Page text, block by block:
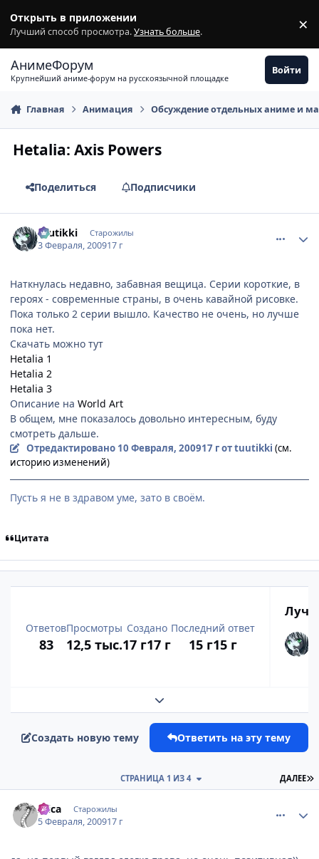
Открыть в приложении
Лучший способ просмотра.Узнать больше. ×
АнимеФорум
Крупнейший аниме-форум на русскоязычной площадке
Войти
Главная Анимация Обсуждение отдельных аниме и
Hetalia: Axis Powers
Поделиться Подписчики
tuutikki Старожилы
3 Февраля, 200917 г
Наткнулась недавно, забавная вещица. Серии короткие, в
героях - современные страны, в очень кавайной рисовке.
Пока только 2 серии вышло. Качество не очень, но лучше
пока нет.
Скачать можно тут
Hetalia 1
Hetalia 2
Hetalia 3
Описание на World Art
В общем, мне показалось довольно интересным, буду
смотреть дальше.
Отредактировано 10 Февраля, 200917 гот tuutikki (см.
историю изменений)
Пусть я не в здравом уме, зато в своём.
Цитата
Ответов
83
Просмотры
12,5 тыс.
Создано
17 г17 г
Последний ответ
15 г15 г
Развернуть обзор темы
Создать новую тему Ответить на эту тему
ДАЛЕЕ
СТРАНИЦА 1 ИЗ 4
Alica Старожилы
5 Февраля, 200917 г